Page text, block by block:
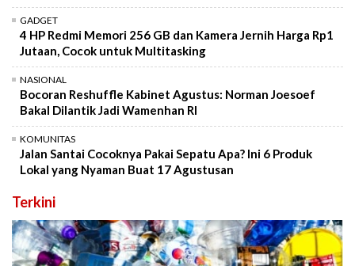
GADGET
4 HP Redmi Memori 256 GB dan Kamera Jernih Harga Rp1
Jutaan, Cocok untuk Multitasking
NASIONAL
Bocoran Reshuffle Kabinet Agustus: Norman Joesoef
Bakal Dilantik Jadi Wamenhan RI
KOMUNITAS
Jalan Santai Cocoknya Pakai Sepatu Apa? Ini 6 Produk
Lokal yang Nyaman Buat 17 Agustusan
Terkini